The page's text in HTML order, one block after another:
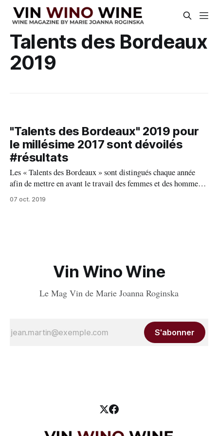
Talents des Bordeaux
2019
"Talents des Bordeaux" 2019 pour
le millésime 2017 sont dévoilés
#résultats
Les « Talents des Bordeaux » sont distingués chaque année
afin de mettre en avant le travail des femmes et des hommes,
leur attachement à leur terroir, leur passion et leur
07 oct. 2019
Vin Wino Wine
Le Mag Vin de Marie Joanna Roginska
S'abonner